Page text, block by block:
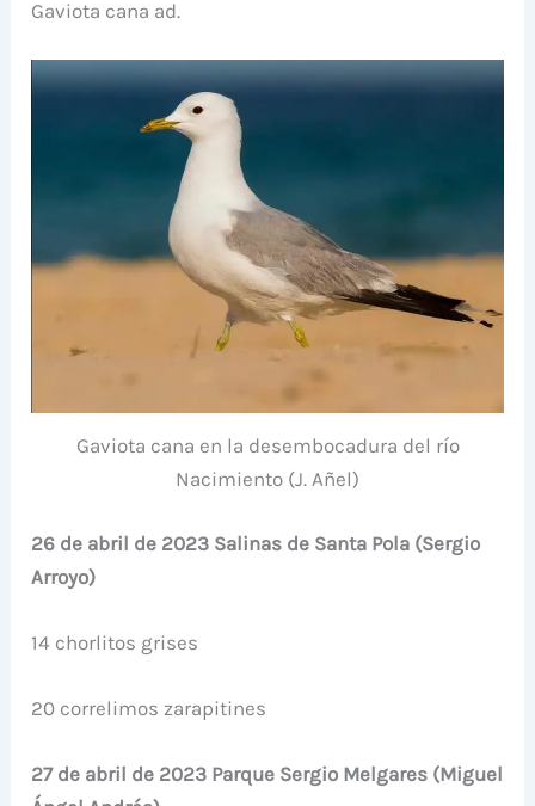
Gaviota cana ad.
Gaviota cana en la desembocadura del río
Nacimiento (J. Añel)
26 de abril de 2023 Salinas de Santa Pola (Sergio
Arroyo)
14 chorlitos grises
20 correlimos zarapitines
27 de abril de 2023 Parque Sergio Melgares (Miguel